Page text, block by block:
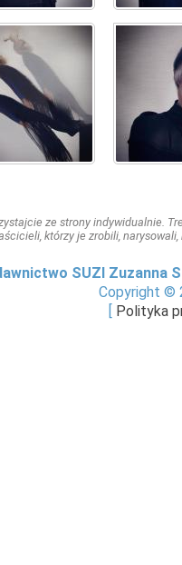
ze strony indywidualnie.
którzy je zrobili,
SUZI Zuzanna
Copyright ©
[ Polityka